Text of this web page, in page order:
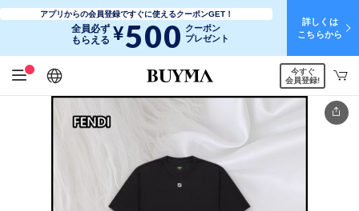
アプリからの会員登録ですぐに使えるクーポンGET！
全員必ず
もらえる ¥500 クーポン
プレゼント
詳しくは
こちらから
日本語
English
简体中文
繁體中文
今すぐ
会員登録!